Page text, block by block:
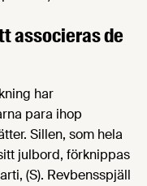
associeras de
har
para ihop
Sillen, som hela
julbord, förknippas
(S). Revbensspjäll